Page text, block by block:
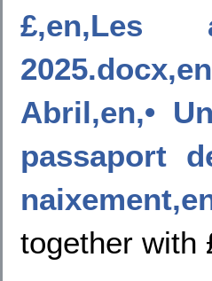
£,en,Les
Abril,en,•
passaport
together with